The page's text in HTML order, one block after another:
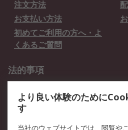
注文方法
お支払い方法
初めてご利用の方へ・よ
くあるご質問
法的事項
クッキーポリシー
より良い体験のために
す
当社のウェブサイトでは、閲覧や